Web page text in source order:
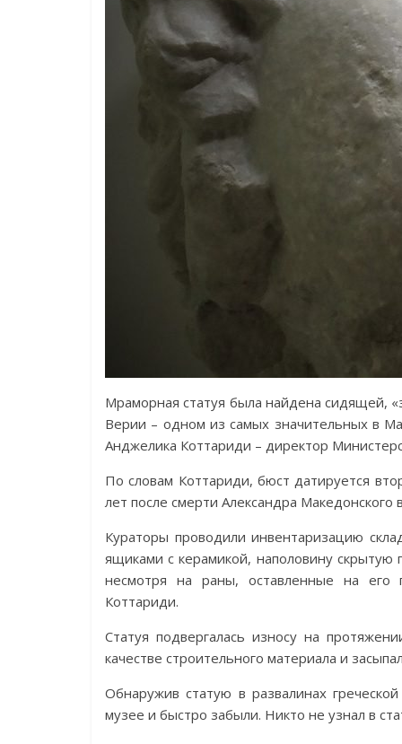
Мраморная статуя была найдена сидящей,
Верии – одном из самых значительных в
Анджелика Коттариди – директор
По словам Коттариди, бюст датируется
лет после смерти Александра
Кураторы проводили инвентаризацию
ящиками с керамикой, наполовину
несмотря на раны, оставленные на его
Коттариди.
Статуя подвергалась износу на
качестве строительного материала и
Обнаружив статую в развалинах
музее и быстро забыли. Никто не узнал в